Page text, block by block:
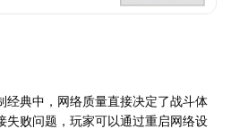
经典中，网络质量直接决定了战斗体
失败问题，玩家可以通过重启网络设